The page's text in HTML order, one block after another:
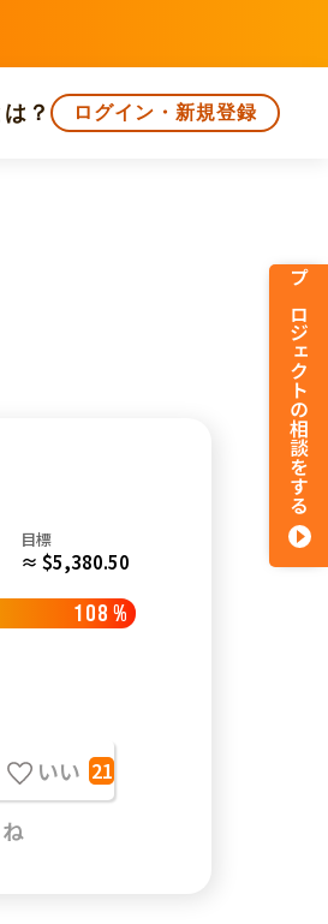
？ ログイン・新規登録
目標
≈ $5,380.50
108 %
いい
ね
21
プロジェクトの相談をする